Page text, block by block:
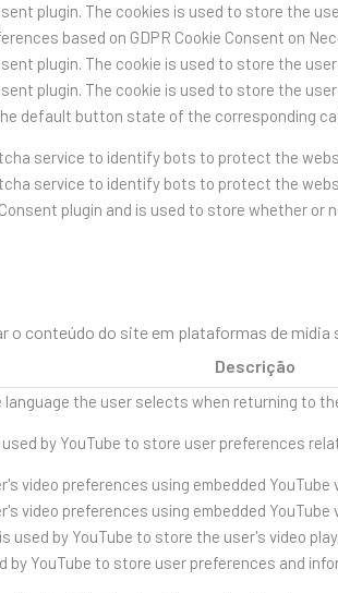
plugin. The cookies is used to store the
based on GDPR Cookie Consent on
plugin. The cookie is used to store the
plugin. The cookie is used to store the
default button state of the corresponding
service to identify bots to protect the
service to identify bots to protect the
plugin and is used to store whether
conteúdo do site em plataformas de
Descrição
the user selects when returning to
by YouTube to store user preferences
video preferences using embedded YouTube
video preferences using embedded YouTube
by YouTube to store the user's video
YouTube to store user preferences and